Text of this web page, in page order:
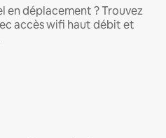
en déplacement ? Trouvez
accès wifi haut débit et